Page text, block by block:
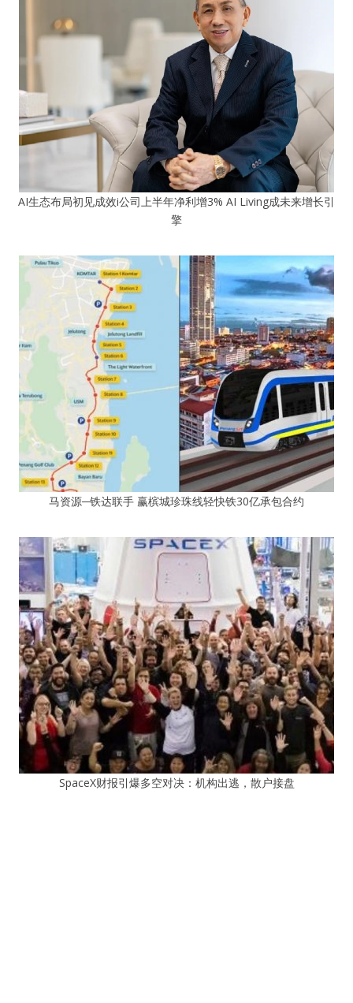
AI生态布局初见成效i公司上半年净利增3% AI Living成未来增长引
擎
马资源─铁达联手 赢槟城珍珠线轻快铁30亿承包合约
SpaceX财报引爆多空对决：机构出逃，散户接盘